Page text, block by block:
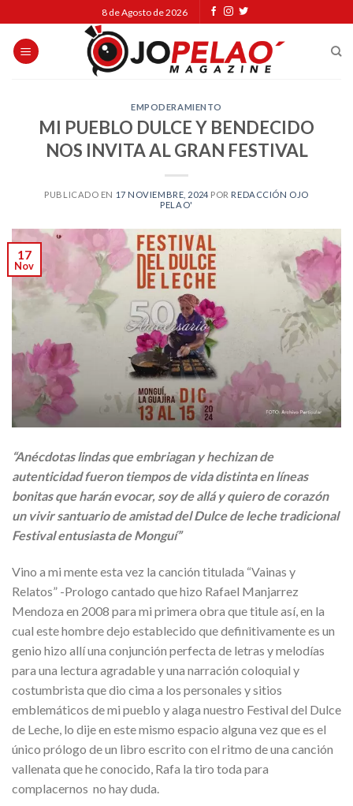
to
content
8 de Agosto de 2026
EMPODERAMIENTO
MI PUEBLO DULCE Y BENDECIDO
NOS INVITA AL GRAN FESTIVAL
PUBLICADO EN 17 NOVIEMBRE, 2024 POR REDACCIÓN OJO
PELAO'
17
Nov
“Anécdotas lindas que embriagan y hechizan de
autenticidad fueron tiempos de vida distinta en líneas
bonitas que harán evocar, soy de allá y quiero de corazón
un vivir santuario de amistad del Dulce de leche tradicional
Festival entusiasta de Monguí”
Vino a mi mente esta vez la canción titulada “Vainas y
Relatos” -Prologo cantado que hizo Rafael Manjarrez
Mendoza en 2008 para mi primera obra que titule así, en la
cual este hombre dejo establecido que definitivamente es un
genio hizo allí una conjunción perfecta de letras y melodías
para una lectura agradable y una narración coloquial y
costumbrista que dio cima a los personales y sitios
emblemáticos de mi pueblo y alaga nuestro Festival del Dulce
de Leche, lo dije en este mismo espacio alguna vez que es el
único prólogo de un libro escrito con el ritmo de una canción
vallenata que he conocido, Rafa la tiro toda para
complacernos no hay duda.